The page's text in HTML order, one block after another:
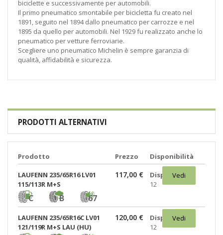
biciclette e successivamente per automobili.
Il primo pneumatico smontabile per bicicletta fu creato nel
1891, seguito nel 1894 dallo pneumatico per carrozze e nel
1895 da quello per automobili. Nel 1929 fu realizzato anche lo
pneumatico per vetture ferroviarie.
Scegliere uno pneumatico Michelin è sempre garanzia di
qualità, affidabilità e sicurezza.
PRODOTTI ALTERNATIVI
Prodotto Prezzo Disponibilità
LAUFENN 235/65R16 LV01
115/113R M+S
C B 67
117,00 €
Disponibili:
12
Vedi
LAUFENN 235/65R16C LV01
121/119R M+S LAU (HU)
120,00 €
Disponibili:
12
Vedi